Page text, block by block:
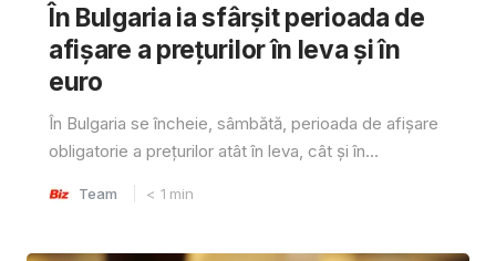
În Bulgaria ia sfârşit perioada de
afișare a prețurilor în ​​leva și în
euro
În Bulgaria se încheie, sâmbătă, perioada de afișare
obligatorie a prețurilor atât în ​​leva, cât și în...
Team < 1 min